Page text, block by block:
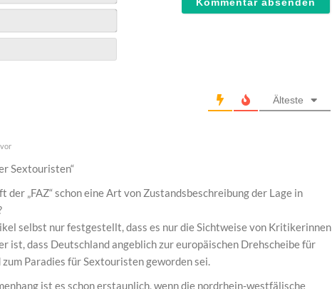
Älteste
Sextouristen“
der „FAZ“ schon eine Art von Zustandsbeschreibung der Lage in
selbst nur festgestellt, dass es nur die Sichtweise von Kritikerinnen
ist, dass Deutschland angeblich zur europäischen Drehscheibe für
zum Paradies für Sextouristen geworden sei.
ist es schon erstaunlich, wenn die nordrhein-westfälische